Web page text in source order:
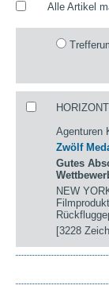
Alle Artikel
Agenturen
Zwölf
Gutes
NEW
[3228